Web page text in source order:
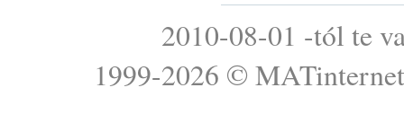
2010-08-01 -tól te
1999-2026 © MATinternet